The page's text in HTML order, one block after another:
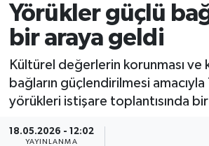
Yörükler güçlü
bir araya geldi
Kültürel değerlerin korunması ve
bağların güçlendirilmesi amacıyla
yörükleri istişare toplantısında
18.05.2026 - 12:02
YAYINLANMA
Bölge
EĞİTİM
Ekonomi
Genel
Antalya Trafik Yoğunluk
Süper Lig Puan Durumu ve
Tüm Manşetler
Son Dakika Haberleri